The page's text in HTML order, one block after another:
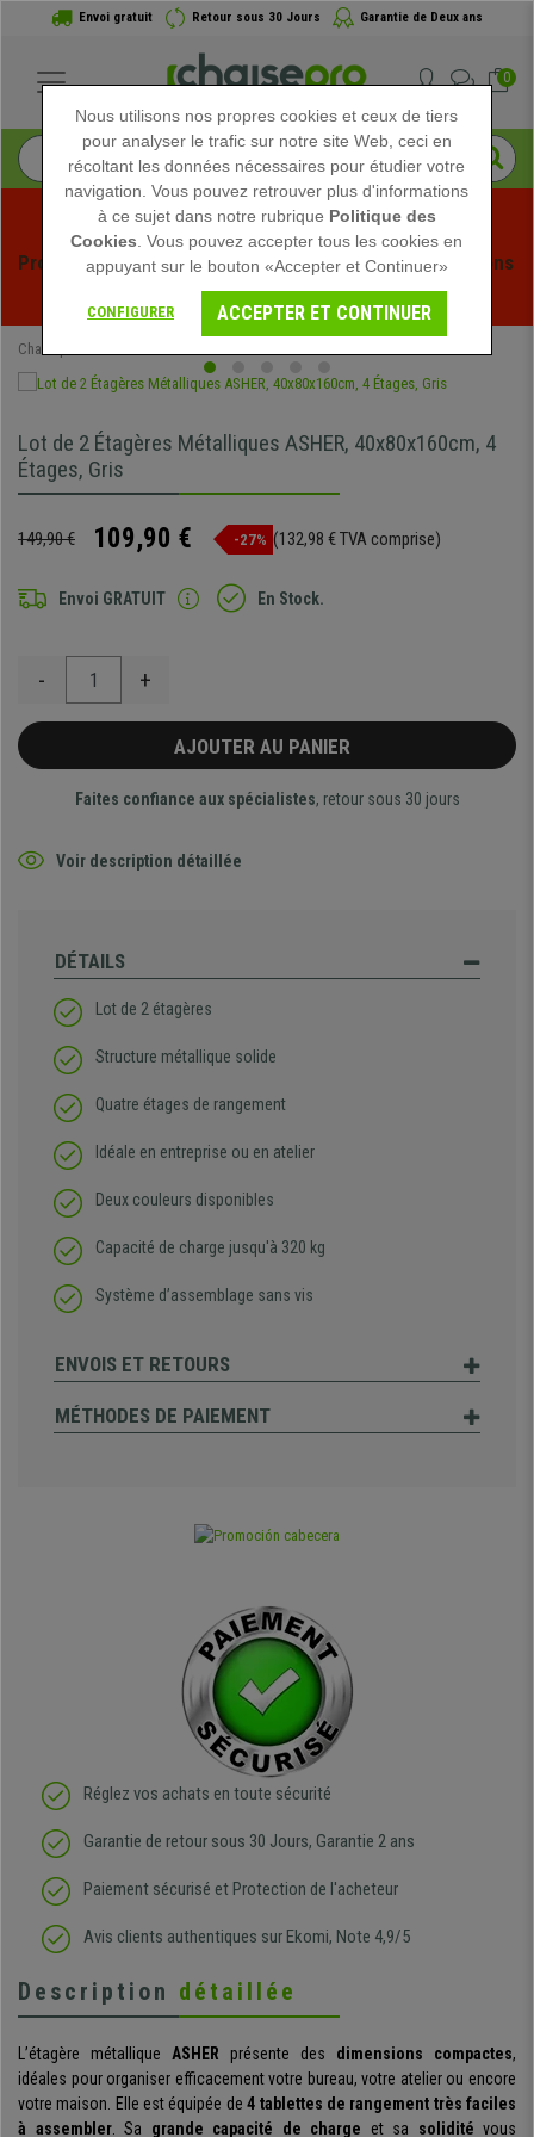
Envoi gratuit Retour sous 30 Jours Garantie de Deux ans
0
Profitez des soldes d'été chez Chaisepro ! Des réductions
exclusives pour une durée limitée - Voir l'offre
Chaisepro
Lot de 2 Étagères Métalliques ASHER, 40x80x160cm, 4
Étages, Gris
149,90 € 109,90 € -27% (132,98 € TVA comprise)
Envoi GRATUIT En Stock.
- +
AJOUTER AU PANIER
Faites confiance aux spécialistes, retour sous 30 jours
Voir description détaillée
DÉTAILS
Lot de 2 étagères
Structure métallique solide
Quatre étages de rangement
Idéale en entreprise ou en atelier
Deux couleurs disponibles
Capacité de charge jusqu'à 320 kg
Système d’assemblage sans vis
ENVOIS ET RETOURS
MÉTHODES DE PAIEMENT
Réglez vos achats en toute sécurité
Garantie de retour sous 30 Jours, Garantie 2 ans
Paiement sécurisé et Protection de l'acheteur
Avis clients authentiques sur Ekomi, Note 4,9/5
Description détaillée
L’étagère métallique ASHER présente des dimensions compactes,
idéales pour organiser efficacement votre bureau, votre atelier ou encore
votre maison. Elle est équipée de4 tablettes de rangement très faciles
à assembler. Sa grande capacité de charge et sa solidité vous
Nous utilisons nos propres cookies et ceux de tiers
pour analyser le trafic sur notre site Web, ceci en
récoltant les données nécessaires pour étudier votre
navigation. Vous pouvez retrouver plus d'informations
à ce sujet dans notre rubrique Politique des
Cookies . Vous pouvez accepter tous les cookies en
appuyant sur le bouton «Accepter et Continuer»
CONFIGURER ACCEPTER ET CONTINUER